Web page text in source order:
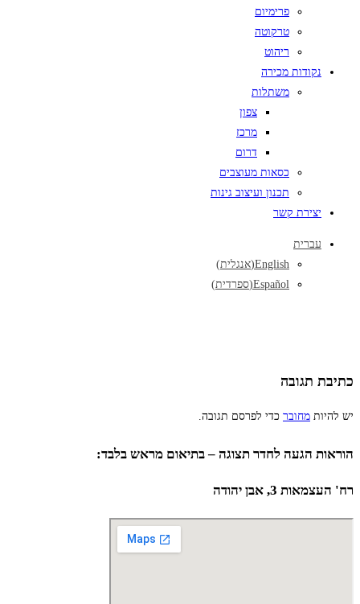
פרימיום
טרקוטה
ריהוט
נקודות מכירה
משתלות
צפון
מרכז
דרום
כסאות מעוצבים
תכנון ועיצוב גינות
יצירת קשר
עברית
English
(אנגלית)
Español
(ספרדית)
כתיבת תגובה
יש להיות מחובר כדי לפרסם תגובה.
הוראות הגעה לחדר תצוגה – בתיאום מראש בלבד:
רח' העצמאות 3, אבן יהודה